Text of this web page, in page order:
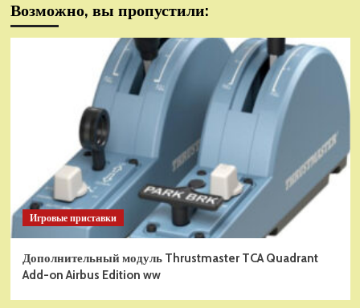
Возможно, вы пропустили:
Игровые приставки
Дополнительный модуль Thrustmaster TCA Quadrant
Add-on Airbus Edition ww